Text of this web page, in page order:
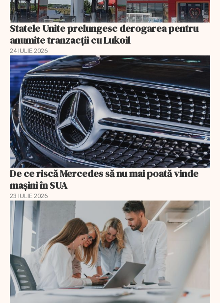
Statele Unite prelungesc derogarea pentru
anumite tranzacții cu Lukoil
24 IULIE 2026
De ce riscă Mercedes să nu mai poată vinde
mașini în SUA
23 IULIE 2026